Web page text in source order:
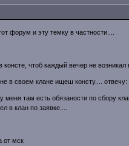
форум и эту темку в частности....
чтоб каждый вечер не возникал
в своем клане ищеш консту.... отвечу:
меня там есть обязаности по сбору
в клан по заявке....
от мск